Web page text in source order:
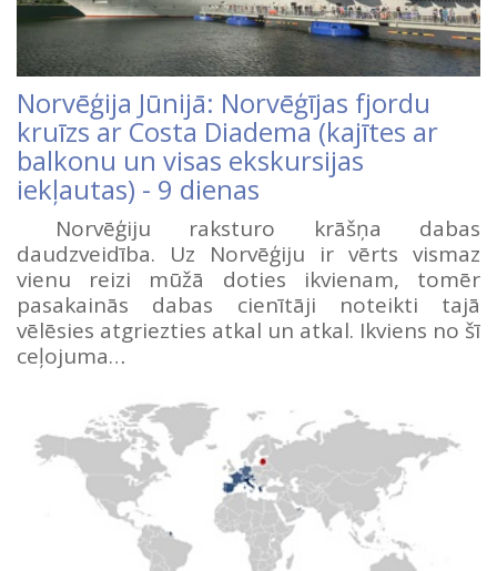
Norvēģija Jūnijā: Norvēģījas fjordu
kruīzs ar Costa Diadema (kajītes ar
balkonu un visas ekskursijas
iekļautas) - 9 dienas
Norvēģiju raksturo krāšņa dabas
daudzveidība. Uz Norvēģiju ir vērts vismaz
vienu reizi mūžā doties ikvienam, tomēr
pasakainās dabas cienītāji noteikti tajā
vēlēsies atgriezties atkal un atkal. Ikviens no šī
ceļojuma…